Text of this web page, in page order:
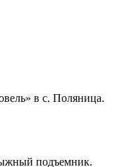
в с. Поляница.
подъемник.